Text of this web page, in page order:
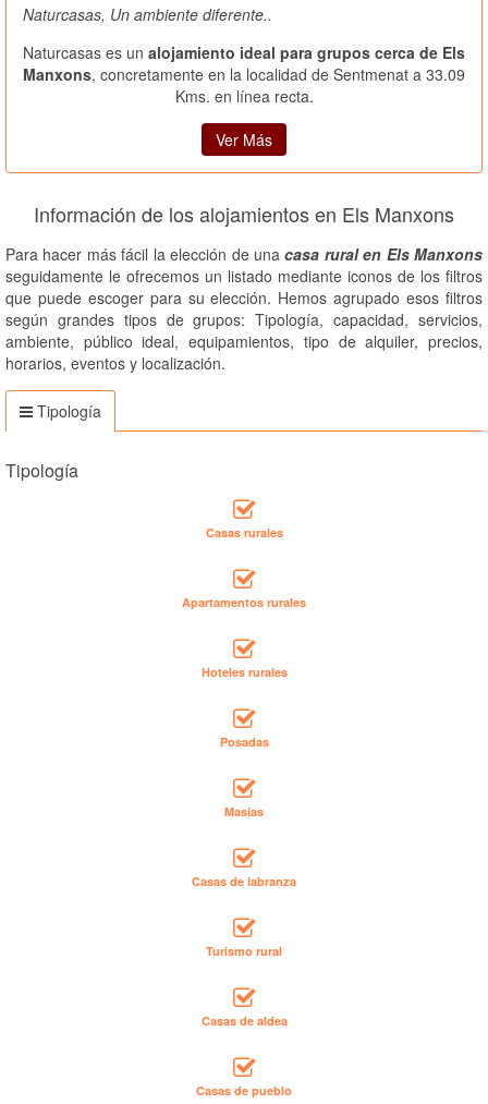
Naturcasas, Un ambiente diferente..
Naturcasas es un alojamiento ideal para grupos cerca de Els
Manxons, concretamente en la localidad de Sentmenat a 33.09
Kms. en línea recta.
Ver Más
Información de los alojamientos en Els Manxons
Para hacer más fácil la elección de unacasa rural en Els Manxons
seguidamente le ofrecemos un listado mediante iconos de los filtros
que puede escoger para su elección. Hemos agrupado esos filtros
según grandes tipos de grupos: Tipología, capacidad, servicios,
ambiente, público ideal, equipamientos, tipo de alquiler, precios,
horarios, eventos y localización.
Tipología
Tipología
Casas rurales
Apartamentos rurales
Hoteles rurales
Posadas
Masías
Casas de labranza
Turismo rural
Casas de aldea
Casas de pueblo